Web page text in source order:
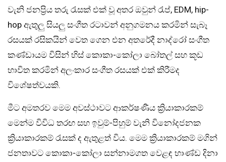
වැනි ජනප්‍රිය තරු රැසක් එක් වූ අතර ඔවුන් රැප්, EDM, hip-
hop ඇතුලු සියලු සංගීත රටාවන් අනුගමනය කරමින් සැබෑ
රසයක් රසිකයින් වෙත ගෙන එන අතරේදී නාද්රෝ සංගීත
කණ්ඩායම විසින් හිස් කොකා-කෝලා බෝතල් සහ කූඩ
භාවිත කරමින් අලංකාර සංගීත රසයක් එක් කිරීමද
විශේෂත්වයකි.
මීට අමතරව මෙම අවස්ථාවට ආකර්ෂණීය ක්‍රියාකාරකම්
මෙන්ම විවිධ තරඟ සහ ඉවුම්-පිහුම් වැනි විනෝදජනක
ක්‍රියාකාරකම් රැසක් ද ඇතුළත් විය. මෙම ක්‍රියාකාරකම් මගින්
ජනතාවට කොකා-කෝලා සන්නාමගත වෙළඳ භාණ්ඩ දිනා